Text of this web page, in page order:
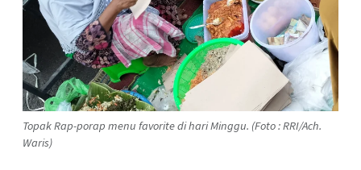
Topak Rap-porap menu favorite di hari Minggu. (Foto : RRI/Ach.
Waris)